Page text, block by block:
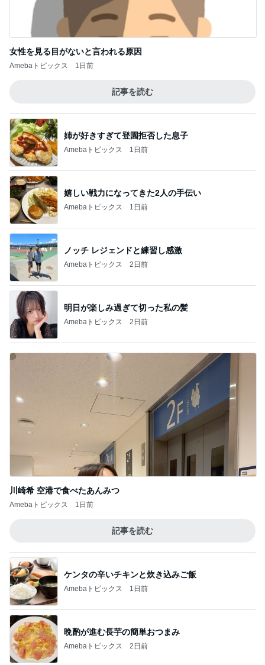
女性を見る目がないと言われる原因
Amebaトピックス 1日前
記事を読む
姉が好きすぎて登園拒否した息子
Amebaトピックス 1日前
嬉しい戦力になってきた2人の手伝い
Amebaトピックス 1日前
ノッチ レジェンドと練習し感激
Amebaトピックス 2日前
明日が楽しみ過ぎて切った私の髪
Amebaトピックス 2日前
川崎希 空港で食べたあんみつ
Amebaトピックス 1日前
記事を読む
ケンタの辛いチキンと炊き込みご飯
Amebaトピックス 1日前
晩酌が進む長芋の簡単おつまみ
Amebaトピックス 2日前